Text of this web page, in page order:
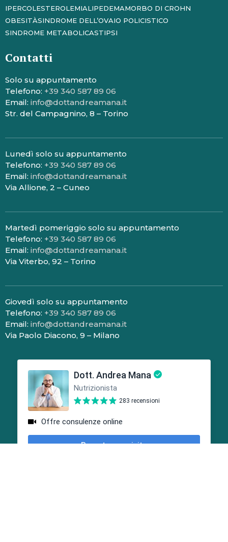
IPERCOLESTEROLEMIALIPEDEMAMORBO DI CROHN
OBESITÀSINDROME DELL’OVAIO POLICISTICO
SINDROME METABOLICASTIPSI
Contatti
Solo su appuntamento
Telefono: +39 340 587 89 06
Email: info@dottandreamana.it
Str. del Campagnino, 8 – Torino
Lunedì solo su appuntamento
Telefono: +39 340 587 89 06
Email: info@dottandreamana.it
Via Allione, 2 – Cuneo
Martedì pomeriggio solo su appuntamento
Telefono: +39 340 587 89 06
Email: info@dottandreamana.it
Via Viterbo, 92 – Torino
Giovedì solo su appuntamento
Telefono: +39 340 587 89 06
Email: info@dottandreamana.it
Via Paolo Diacono, 9 – Milano